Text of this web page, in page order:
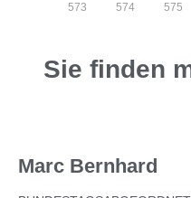
573 574 575
Sie finden
Marc Bernhard